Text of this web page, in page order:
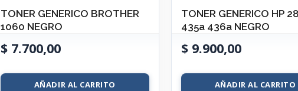
TONER GENERICO BROTHER
1060 NEGRO
$ 7.700,00
AÑADIR AL CARRITO
TONER GENERICO HP
435a 436a NEGRO
$9.900,00
AÑADIR AL CARRITO